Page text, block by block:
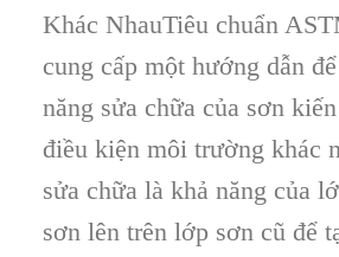
Khác NhauTiêu chuẩn
cung cấp một hướng dẫn
năng sửa chữa của sơn
điều kiện môi trường khác
sửa chữa là khả năng của
sơn lên trên lớp sơn cũ để